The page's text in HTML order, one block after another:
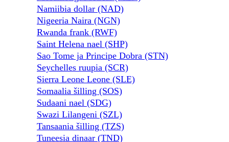
Namiibia dollar (NAD)
Nigeeria Naira (NGN)
Rwanda frank (RWF)
Saint Helena nael (SHP)
Sao Tome ja Principe Dobra (STN)
Seychelles ruupia (SCR)
Sierra Leone Leone (SLE)
Somaalia šilling (SOS)
Sudaani nael (SDG)
Swazi Lilangeni (SZL)
Tansaania šilling (TZS)
Tuneesia dinaar (TND)